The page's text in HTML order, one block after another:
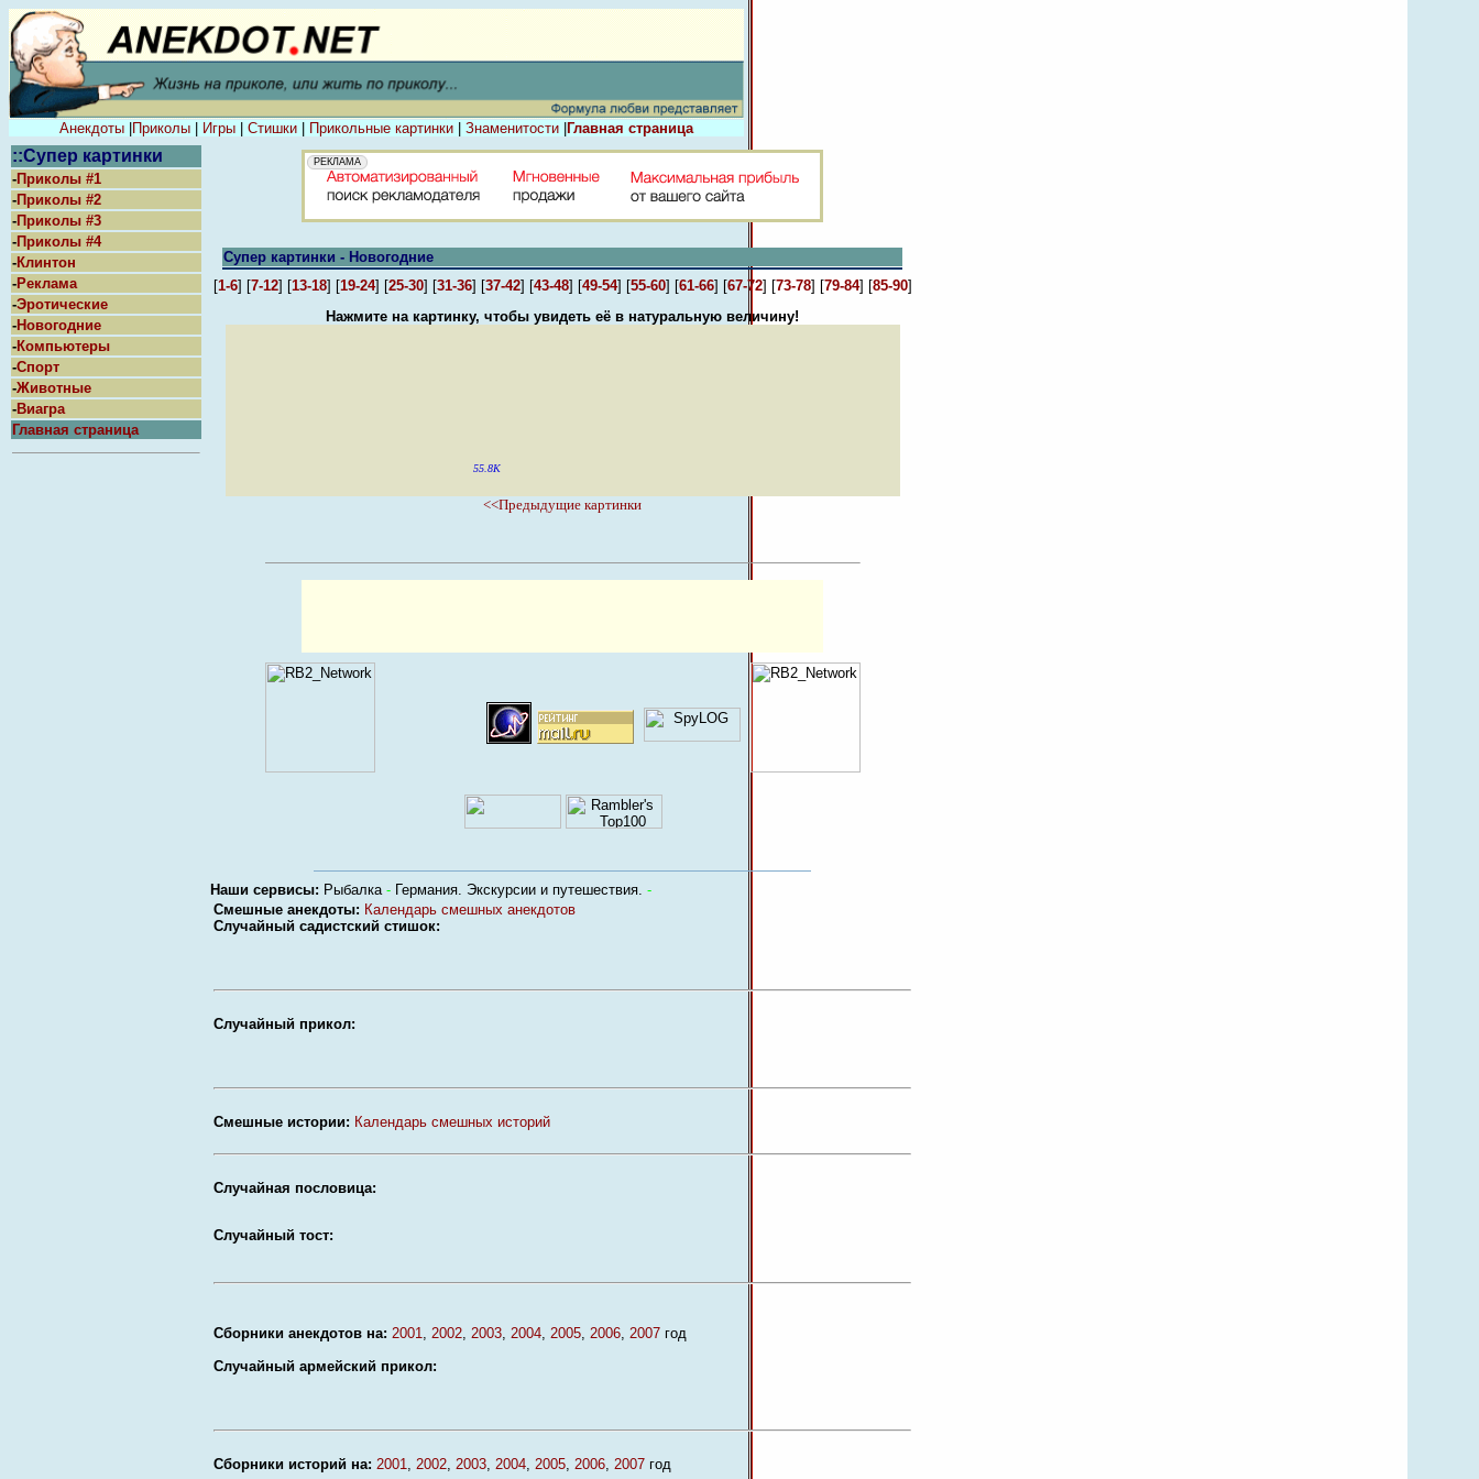
Анекдоты Приколы Игры Стишки Прикольные картинки Знаменитости Главная страница
::Супер картинки
-Приколы #1
-Приколы #2
-Приколы #3
-Приколы #4
-Клинтон
-Реклама
-Эротические
-Новогодние
-Компьютеры
-Спорт
-Животные
-Виагра
Главная страница
Супер картинки - Новогодние
[1-6] [7-12] [13-18] [19-24] [25-30] [31-36] [37-42] [43-48] [49-54] [55-60] [61-66] [67-72] [73-78] [79-84] [85-90]
Нажмите на картинку, чтобы увидеть её в натуральную величину!
55.8K
<<Предыдущие картинки
Наши сервисы: Рыбалка - Германия. Экскурсии и путешествия. -
Смешные анекдоты: Календарь смешных анекдотов
Случайный садистский стишок:
Случайный прикол:
Смешные истории: Календарь смешных историй
Случайная пословица:
Случайный тост:
Сборники анекдотов на: 2001 2002 2003 2004 2005 2006 2007 год
Случайный армейский прикол:
Сборники историй на: 2001 2002 2003 2004 2005 2006 2007 год